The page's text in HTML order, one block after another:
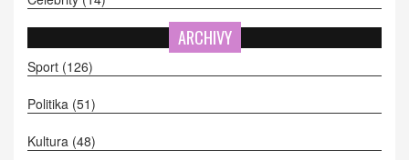
ARCHIVY
Sport (126)
Politika (51)
Kultura (48)